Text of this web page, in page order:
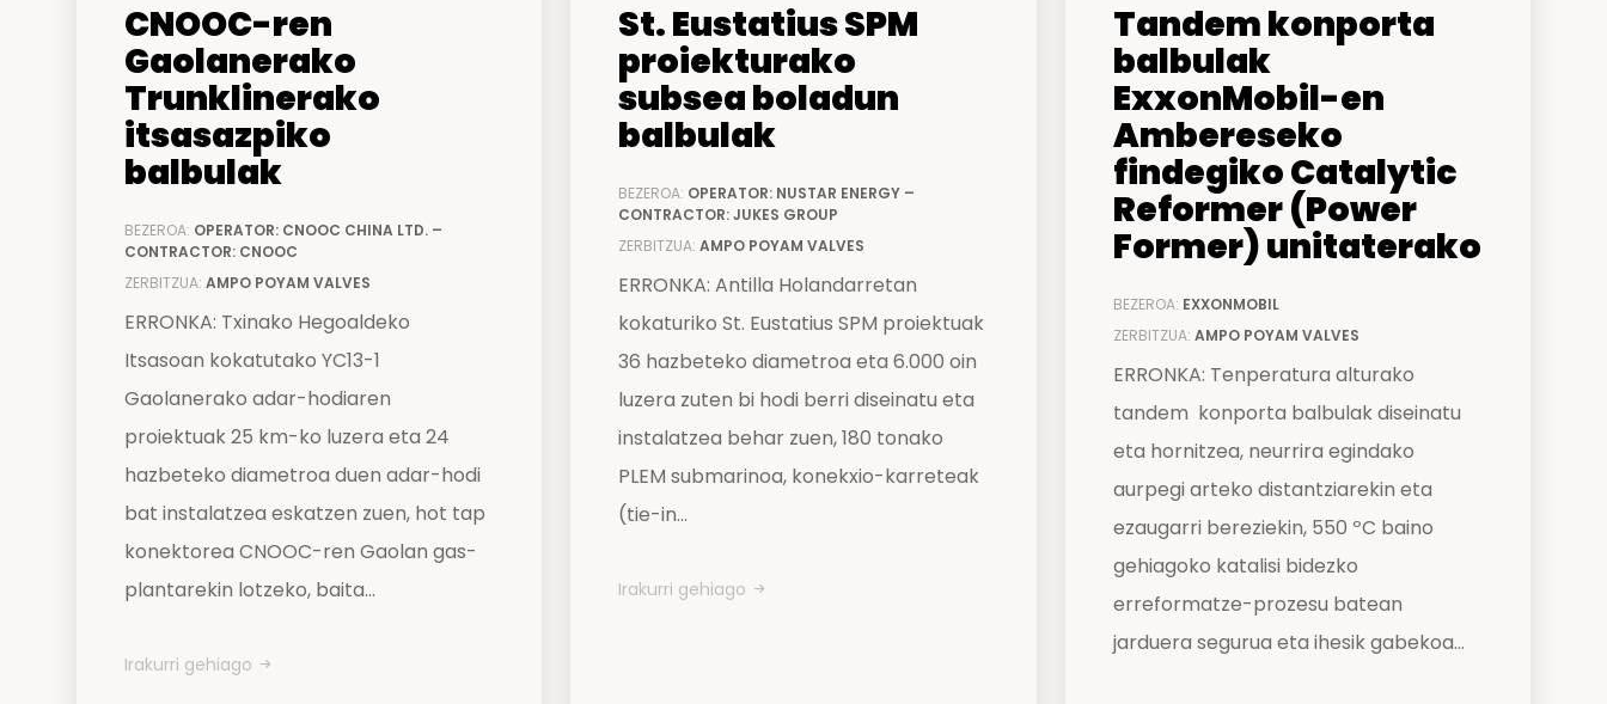
CNOOC-ren
Gaolanerako
Trunklinerako
itsasazpiko
balbulak
BEZEROA: OPERATOR: CNOOC CHINA LTD. –
CONTRACTOR: CNOOC
ZERBITZUA: AMPO POYAM VALVES
ERRONKA: Txinako Hegoaldeko
Itsasoan kokatutako YC13-1
Gaolanerako adar-hodiaren
proiektuak 25 km-ko luzera eta 24
hazbeteko diametroa duen adar-hodi
bat instalatzea eskatzen zuen, hot tap
konektorea CNOOC-ren Gaolan gas-
plantarekin lotzeko, baita...
Irakurri gehiago
St. Eustatius SPM
proiekturako
subsea boladun
balbulak
BEZEROA: OPERATOR: NUSTAR ENERGY –
CONTRACTOR: JUKES GROUP
ZERBITZUA:AMPO POYAM VALVES
ERRONKA: Antilla Holandarretan
kokaturiko St. Eustatius SPM proiektuak
36 hazbeteko diametroa eta 6.000 oin
luzera zuten bi hodi berri diseinatu eta
instalatzea behar zuen, 180 tonako
PLEM submarinoa, konekxio-karreteak
(tie-in...
Irakurri gehiago
Tandem konporta
balbulak
ExxonMobil-en
Ambereseko
findegiko Catalytic
Reformer (Power
Former) unitaterako
BEZEROA: EXXONMOBIL
ZERBITZUA: AMPO POYAM VALVES
ERRONKA: Tenperatura alturako
tandem konporta balbulak diseinatu
eta hornitzea, neurrira egindako
aurpegi arteko distantziarekin eta
ezaugarri bereziekin, 550 ºC baino
gehiagoko katalisi bidezko
erreformatze-prozesu batean
jarduera segurua eta ihesik gabekoa...